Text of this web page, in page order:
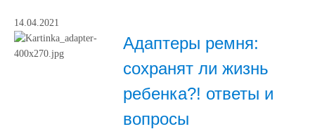
14.04.2021
Адаптеры ремня:
сохранят ли жизнь
ребенка?! ответы и
вопросы